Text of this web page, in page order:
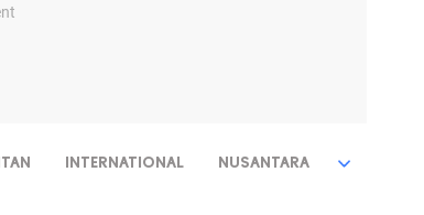
INTERNATIONAL NUSANTARA